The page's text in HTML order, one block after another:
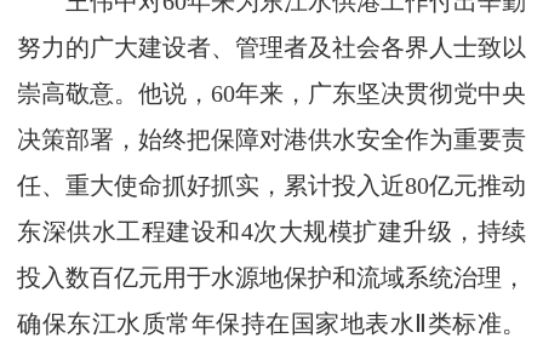
努力的广大建设者、管理者及社会各界人士致以
崇高敬意。他说，60年来，广东坚决贯彻党中央
决策部署，始终把保障对港供水安全作为重要责
任、重大使命抓好抓实，累计投入近80亿元推动
东深供水工程建设和4次大规模扩建升级，持续
投入数百亿元用于水源地保护和流域系统治理，
确保东江水质常年保持在国家地表水Ⅱ类标准。